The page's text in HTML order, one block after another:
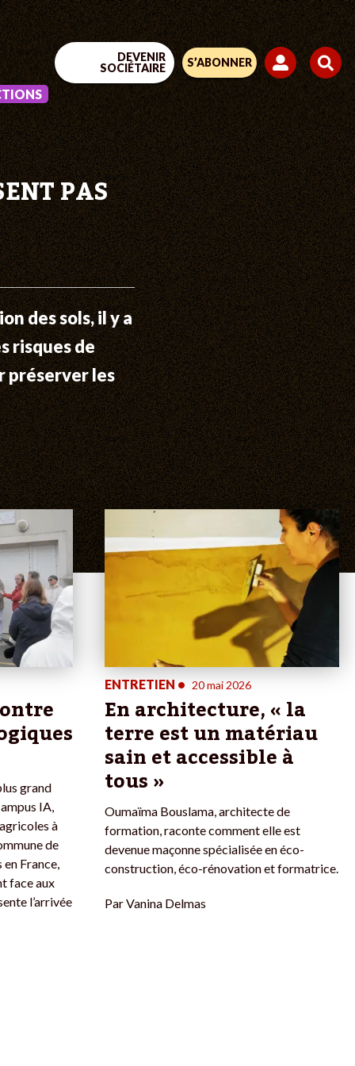
DEVENIR
SOCIÉTAIRE
S’ABONNER
PAS
des sols, il y a
risques de
préserver les
grand
IA,
à
de
France,
face aux
l’arrivée
ENTRETIEN • 20 mai 2026
En architecture, « la
terre est un matériau
sain et accessible à
tous »
Oumaïma Bouslama, architecte de
formation, raconte comment elle est
devenue maçonne spécialisée en éco-
construction, éco-rénovation et formatrice.
ParVanina Delmas